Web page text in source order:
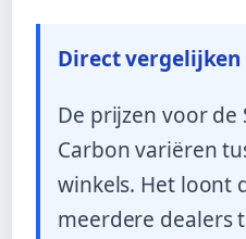
Direct vergelijken
De prijzen voor de
Carbon variëren
winkels. Het loont
meerdere dealers